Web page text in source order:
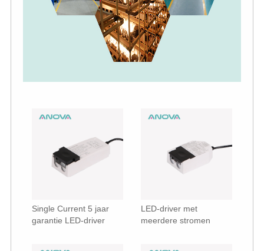
Single Current 5 jaar
garantie LED-driver
LED-driver met
meerdere stromen